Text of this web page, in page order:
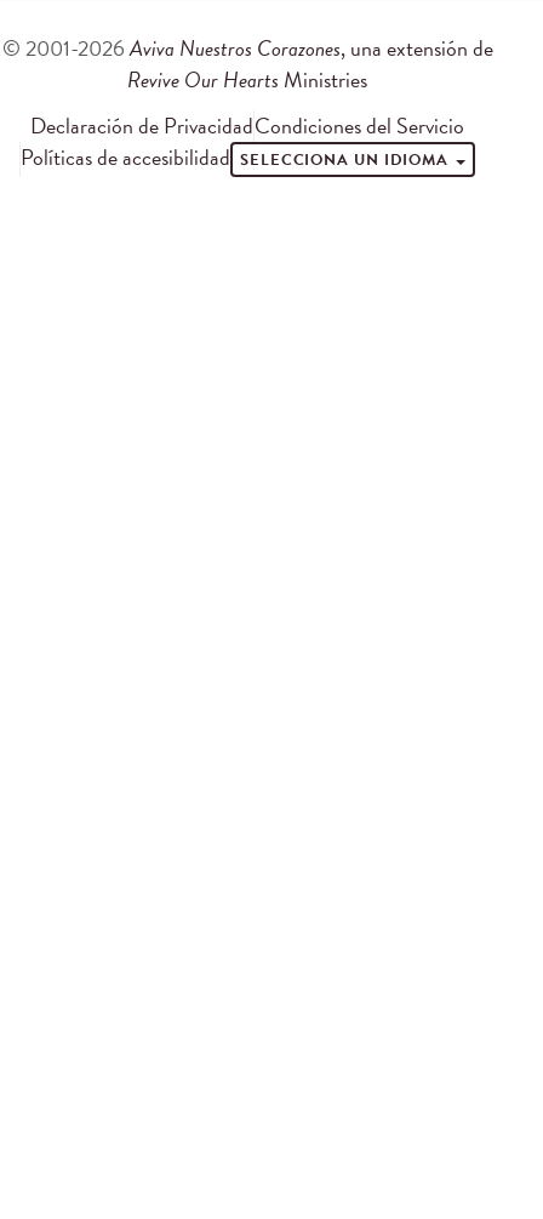
© 2001-2026Aviva Nuestros Corazones, una extensión de
Revive Our Hearts Ministries
Declaración de PrivacidadCondiciones del Servicio
Políticas de accesibilidad SELECCIONA UN IDIOMA